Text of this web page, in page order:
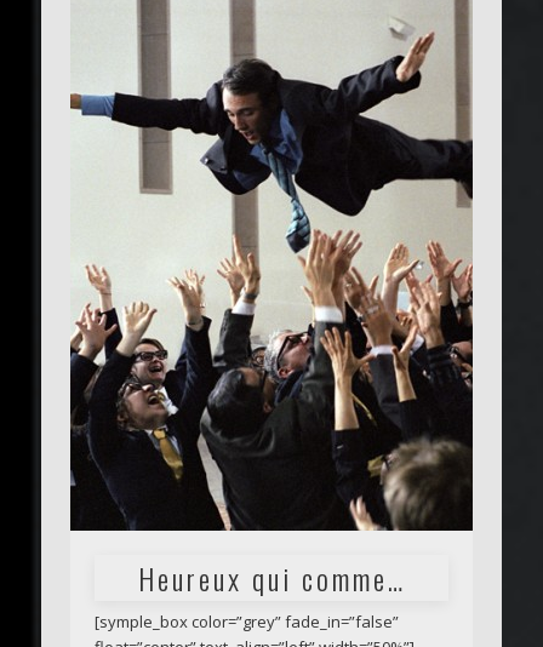
Heureux qui comme…
[symple_box color=”grey” fade_in=”false”